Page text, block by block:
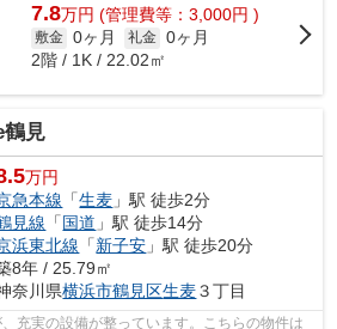
7.8万円 (管理費等：3,000円 )
敷金 0ヶ月 礼金 0ヶ月
2階 / 1K / 22.02㎡
見
万円
急本線 「生麦 」駅 徒歩2分
見線 「国道 」駅 徒歩14分
浜東北線 「新子安 」駅 徒歩20分
8年 / 25.79㎡
奈川県横浜市鶴見区生麦３丁目
充実の設備が整っています。こちらの物件は